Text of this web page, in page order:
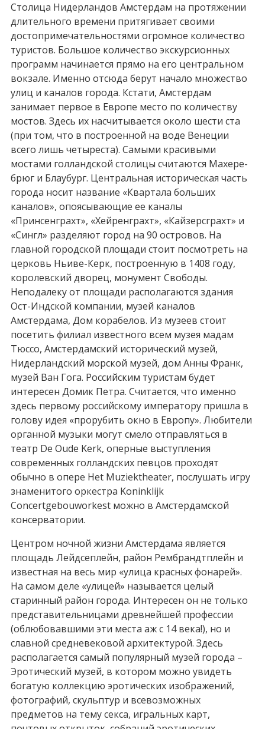
Столица Нидерландов Амстердам на протяжении
длительного времени притягивает своими
достопримечательностями огромное количество
туристов. Большое количество экскурсионных
программ начинается прямо на его центральном
вокзале. Именно отсюда берут начало множество
улиц и каналов города. Кстати, Амстердам
занимает первое в Европе место по количеству
мостов. Здесь их насчитывается около шести ста
(при том, что в построенной на воде Венеции
всего лишь четыреста). Самыми красивыми
мостами голландской столицы считаются Махере-
брюг и Блаубург. Центральная историческая часть
города носит название «Квартала больших
каналов», опоясывающие ее каналы
«Принсенграхт», «Хейренграхт», «Кайзерсграхт» и
«Сингл» разделяют город на 90 островов. На
главной городской площади стоит посмотреть на
церковь Ньиве-Керк, построенную в 1408 году,
королевский дворец, монумент Свободы.
Неподалеку от площади располагаются здания
Ост-Индской компании, музей каналов
Амстердама, Дом корабелов. Из музеев стоит
посетить филиал известного всем музея мадам
Тюссо, Амстердамский исторический музей,
Нидерландский морской музей, дом Анны Франк,
музей Ван Гога. Российским туристам будет
интересен Домик Петра. Считается, что именно
здесь первому российскому императору пришла в
голову идея «прорубить окно в Европу». Любители
органной музыки могут смело отправляться в
театр De Oude Kerk, оперные выступления
современных голландских певцов проходят
обычно в опере Het Muziektheater, послушать игру
знаменитого оркестра Koninklijk
Concertgebouworkest можно в Амстердамской
консерватории.
Центром ночной жизни Амстердама является
площадь Лейдсеплейн, район Рембрандтплейн и
известная на весь мир «улица красных фонарей».
На самом деле «улицей» называется целый
старинный район города. Интересен он не только
представительницами древнейшей профессии
(облюбовавшими эти места аж с 14 века!), но и
славной средневековой архитектурой. Здесь
располагается самый популярный музей города –
Эротический музей, в котором можно увидеть
богатую коллекцию эротических изображений,
фотографий, скульптур и всевозможных
предметов на тему секса, игральных карт,